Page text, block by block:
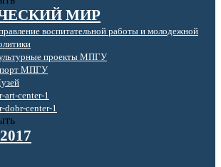
МИР
воспитательной работы и молодежной
проекты МПГУ
МПГУ